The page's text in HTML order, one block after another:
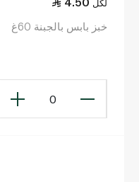
لكل
خبز بابس بالجبنة 60غ
0